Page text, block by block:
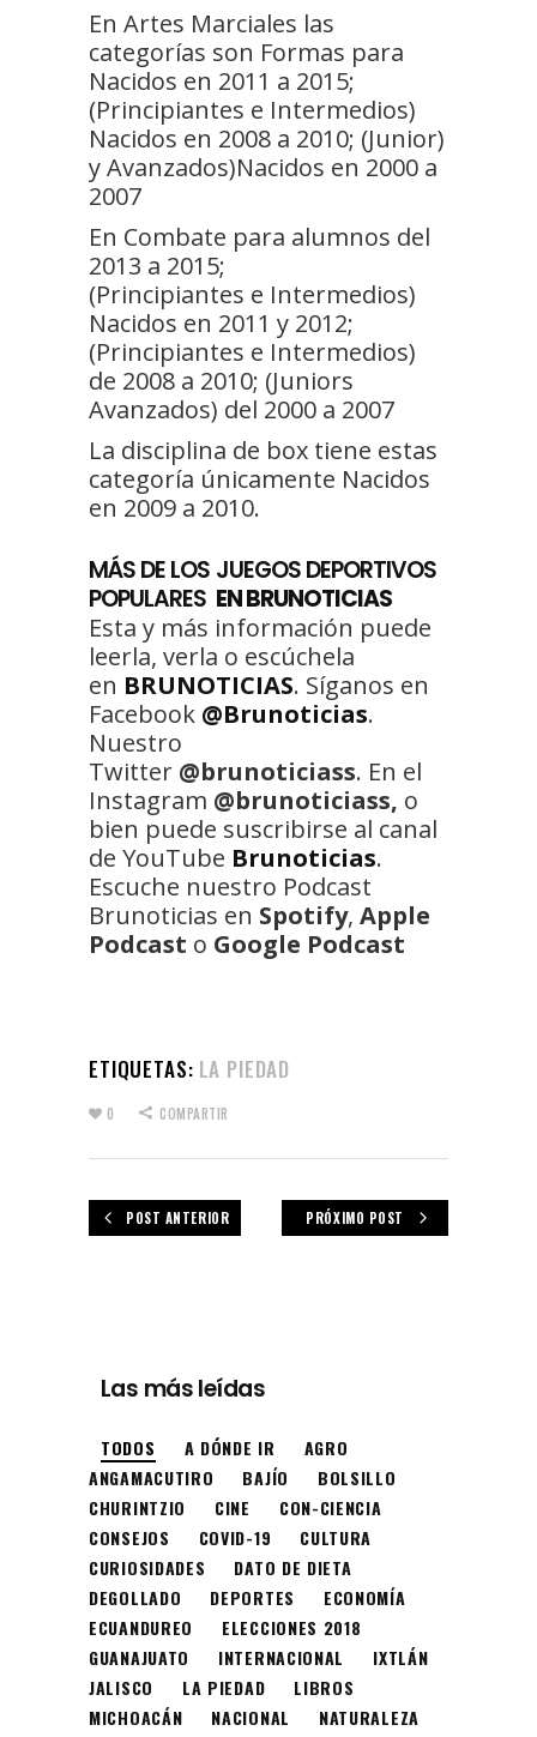
En Artes Marciales las
categorías son Formas para
Nacidos en 2011 a 2015;
(Principiantes e Intermedios)
Nacidos en 2008 a 2010; (Junior)
y Avanzados)Nacidos en 2000 a
2007
En Combate para alumnos del
2013 a 2015;
(Principiantes e Intermedios)
Nacidos en 2011 y 2012;
(Principiantes e Intermedios)
de 2008 a 2010; (Juniors
Avanzados) del 2000 a 2007
La disciplina de box tiene estas
categoría únicamente Nacidos
en 2009 a 2010.
MÁS DE LOS JUEGOS DEPORTIVOS
POPULARES EN BRUNOTICIAS
Esta y más información puede
leerla, verla o escúchela
en BRUNOTICIAS. Síganos en
Facebook @Brunoticias.
Nuestro
Twitter @brunoticiass. En el
Instagram @brunoticiass, o
bien puede suscribirse al canal
de YouTube Brunoticias.
Escuche nuestro Podcast
Brunoticias en Spotify, Apple
Podcast o Google Podcast
ETIQUETAS: LA PIEDAD
0 COMPARTIR
POST ANTERIOR PRÓXIMO POST
Las más leídas
TODOS A DÓNDE IR
AGRO
ANGAMACUTIRO
BAJÍO
BOLSILLO
CHURINTZIO
CINE
CON-CIENCIA
CONSEJOS
COVID-19
CULTURA
CURIOSIDADES
DATO DE DIETA
DEGOLLADO
DEPORTES
ECONOMÍA
ECUANDUREO
ELECCIONES 2018
GUANAJUATO
INTERNACIONAL
IXTLÁN
JALISCO
LA PIEDAD
LIBROS
MICHOACÁN
NACIONAL
NATURALEZA